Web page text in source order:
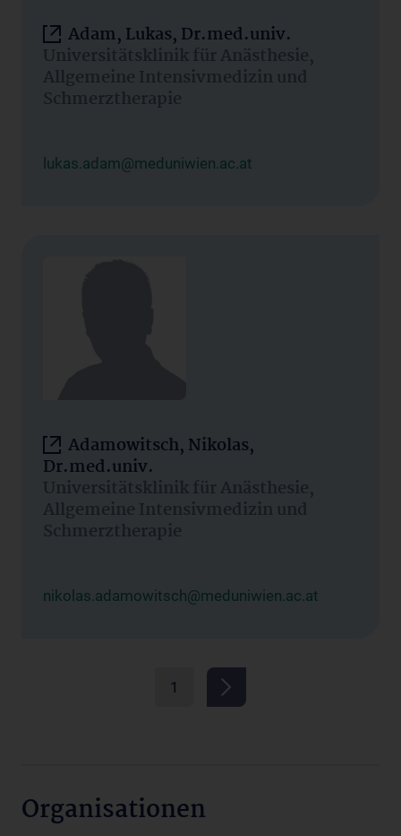
Adam, Lukas, Dr.med.univ.
Universitätsklinik für Anästhesie,
Allgemeine Intensivmedizin und
Schmerztherapie
lukas.adam@meduniwien.ac.at
Adamowitsch, Nikolas,
Dr.med.univ.
Universitätsklinik für Anästhesie,
Allgemeine Intensivmedizin und
Schmerztherapie
nikolas.adamowitsch@meduniwien.ac.at
1
Organisationen